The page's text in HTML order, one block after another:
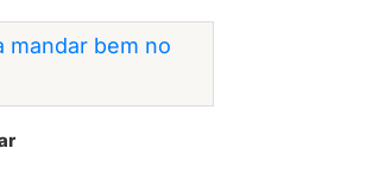
mandar bem no